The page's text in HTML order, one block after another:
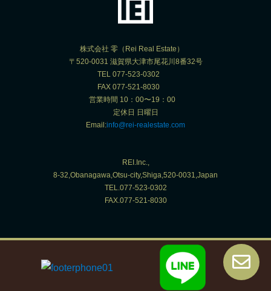
株式会社 零（Rei Real Estate）
〒520-0031 滋賀県大津市尾花川8番32号
TEL 077-523-0302
FAX 077-521-8030
営業時間 10：00〜19：00
定休日 日曜日
Email:info@rei-realestate.com
REI.Inc.,
8-32,Obanagawa,Otsu-city,Shiga,520-0031,Japan
TEL.077-523-0302
FAX.077-521-8030